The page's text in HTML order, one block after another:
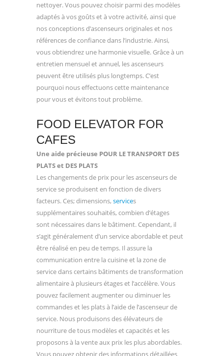
nettoyer. Vous pouvez choisir parmi des modèles
adaptés à vos goûts et à votre activité, ainsi que
nos conceptions d’ascenseurs originales et nos
références de confiance dans l’industrie. Ainsi,
vous obtiendrez une harmonie visuelle. Grâce à un
entretien mensuel et annuel, les ascenseurs
peuvent être utilisés plus longtemps. C’est
pourquoi nous effectuons cette maintenance
pour vous et évitons tout problème.
FOOD ELEVATOR FOR
CAFES
Une aide précieuse POUR LE TRANSPORT DES
PLATS et DES PLATS
Les changements de prix pour les ascenseurs de
service se produisent en fonction de divers
facteurs. Ces; dimensions, services
supplémentaires souhaités, combien d’étages
sont nécessaires dans le bâtiment. Cependant, il
s’agit généralement d’un service abordable et peut
être réalisé en peu de temps. Il assure la
communication entre la cuisine et la zone de
service dans certains bâtiments de transformation
alimentaire à plusieurs étages et l’accélère. Vous
pouvez facilement augmenter ou diminuer les
commandes et les plats à l’aide de l’ascenseur de
service. Nous produisons des élévateurs de
nourriture de tous modèles et capacités et les
proposons à la vente aux prix les plus abordables.
Vous pouvez obtenir des informations détaillées